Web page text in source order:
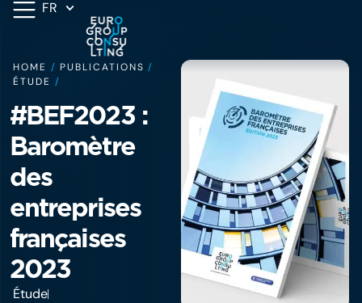
FR
HOME / PUBLICATIONS /
ÉTUDE /
#BEF2023 :
Baromètre
des
entreprises
françaises
2023
Étude